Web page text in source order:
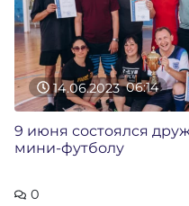
14.06.2023 06:14
9 июня состоялся
мини-футболу
0